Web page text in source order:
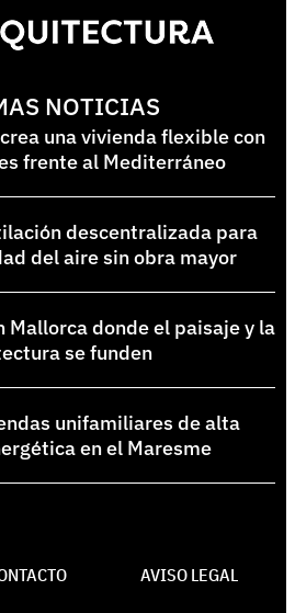
NOTICIAS
una vivienda flexible con
frente al Mediterráneo
descentralizada para
del aire sin obra mayor
Mallorca donde el paisaje y la
se funden
unifamiliares de alta
en el Maresme
AVISO LEGAL